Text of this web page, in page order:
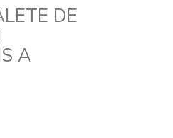
DE
A